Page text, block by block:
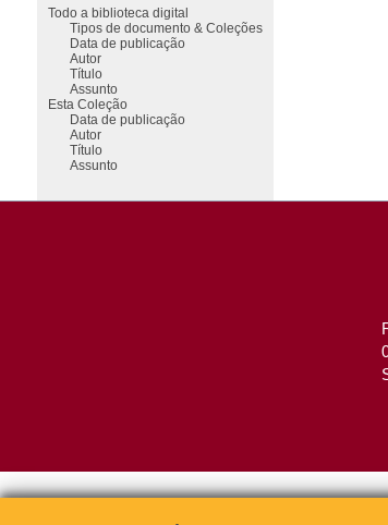
Todo a biblioteca digital
Tipos de documento & Coleções
Data de publicação
Autor
Título
Assunto
Esta Coleção
Data de publicação
Autor
Título
Assunto